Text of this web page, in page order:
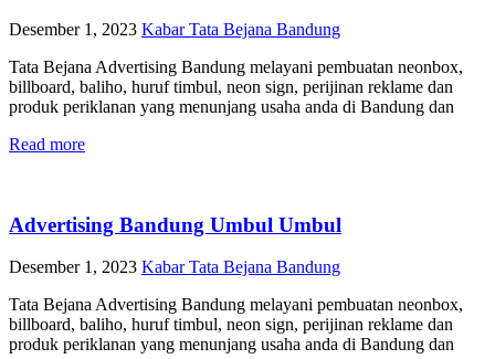
Desember 1, 2023 Kabar Tata Bejana Bandung
Tata Bejana Advertising Bandung melayani pembuatan neonbox,
billboard, baliho, huruf timbul, neon sign, perijinan reklame dan
produk periklanan yang menunjang usaha anda di Bandung dan
Read more
Advertising Bandung Umbul Umbul
Desember 1, 2023 Kabar Tata Bejana Bandung
Tata Bejana Advertising Bandung melayani pembuatan neonbox,
billboard, baliho, huruf timbul, neon sign, perijinan reklame dan
produk periklanan yang menunjang usaha anda di Bandung dan